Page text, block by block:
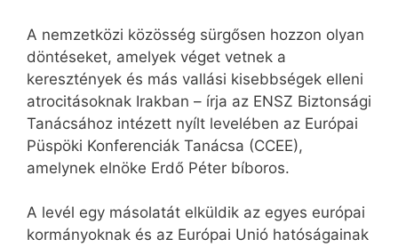
A nemzetközi közösség sürgősen hozzon olyan
döntéseket, amelyek véget vetnek a
keresztények és más vallási kisebbségek elleni
atrocitásoknak Irakban – írja az ENSZ Biztonsági
Tanácsához intézett nyílt levelében az Európai
Püspöki Konferenciák Tanácsa (CCEE),
amelynek elnöke Erdő Péter bíboros.
A levél egy másolatát elküldik az egyes európai
kormányoknak és az Európai Unió hatóságainak